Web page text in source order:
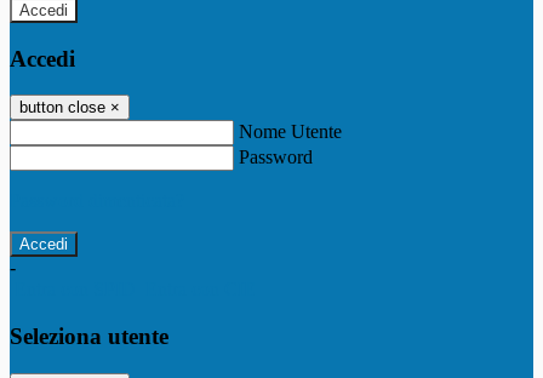
Accedi
Accedi
button close ×
Nome Utente
Password
-
Seleziona utente